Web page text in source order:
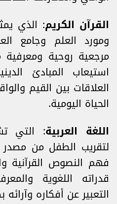
القرآن الكريم: الذي
ومورد العلم وجامع
مرجعية روحية
استيعاب المبادئ
العلاقات بين القيم
الحياة اليومية.
اللغة العربية: التي
لتقريب الطفل من
فهم النصوص القرآنية
قدراته اللغوية
التعبير عن أفكاره